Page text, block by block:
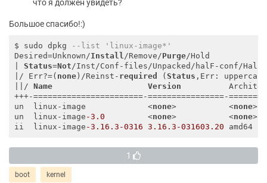
что я должен увидеть?
Большое спасибо!:)
$ sudo dpkg
--list 'linux-image*'
Desired=Unknown/Install/Remove/Purge/Hold
| Status=Not/Inst/Conf-files/Unpacked/halF-conf/
|/ Err?=( none )/Reinst- required (Status ,Err:
||/ Name Version
+++-=======================-================-
un  linux-image             <none>           <none>
un  linux-image -3.0
         <
none>           <none>
ii  linux-image -3.16 .3 -0316 3.16 .3 -031603.20 amd64
1
boot kernel